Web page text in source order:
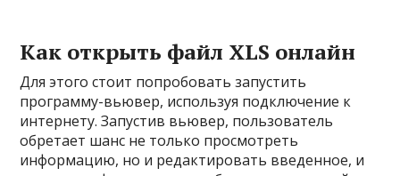
Как открыть файл XLS онлайн
Для этого стоит попробовать запустить
программу-вьювер, используя подключение к
интернету. Запустив вьювер, пользователь
обретает шанс не только просмотреть
информацию, но и редактировать введенное, и